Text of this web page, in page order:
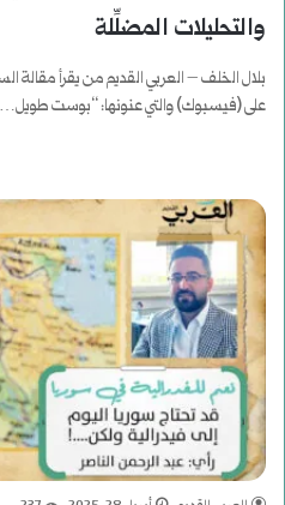
والتحليلات المضلِّلة
بلال الخلف – العربي القديم من يقرأ
على (فيسبوك) والتي عنونها: “بوست طويل…